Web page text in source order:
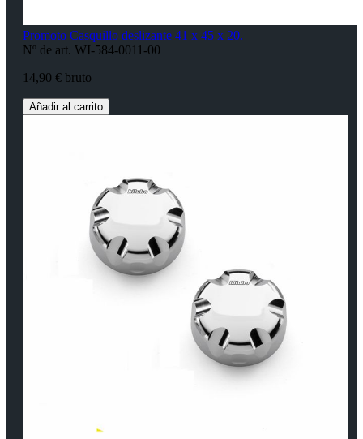
Promoto Casquillo deslizante 41 x 45 x 20.
Nº de art. WI-584-0011-00
14,90 € bruto
Añadir al carrito